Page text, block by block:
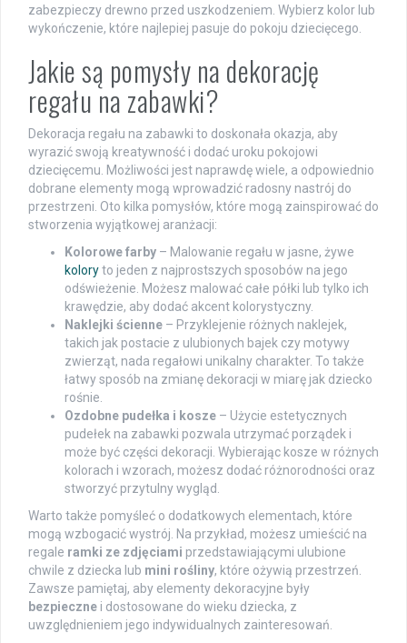
zabezpieczy drewno przed uszkodzeniem. Wybierz kolor lub
wykończenie, które najlepiej pasuje do pokoju dziecięcego.
Jakie są pomysły na dekorację
regału na zabawki?
Dekoracja regału na zabawki to doskonała okazja, aby
wyrazić swoją kreatywność i dodać uroku pokojowi
dziecięcemu. Możliwości jest naprawdę wiele, a odpowiednio
dobrane elementy mogą wprowadzić radosny nastrój do
przestrzeni. Oto kilka pomysłów, które mogą zainspirować do
stworzenia wyjątkowej aranżacji:
Kolorowe farby – Malowanie regału w jasne, żywe
koloryto jeden z najprostszych sposobów na jego
odświeżenie. Możesz malować całe półki lub tylko ich
krawędzie, aby dodać akcent kolorystyczny.
Naklejki ścienne – Przyklejenie różnych naklejek,
takich jak postacie z ulubionych bajek czy motywy
zwierząt, nada regałowi unikalny charakter. To także
łatwy sposób na zmianę dekoracji w miarę jak dziecko
rośnie.
Ozdobne pudełka i kosze – Użycie estetycznych
pudełek na zabawki pozwala utrzymać porządek i
może być części dekoracji. Wybierając kosze w różnych
kolorach i wzorach, możesz dodać różnorodności oraz
stworzyć przytulny wygląd.
Warto także pomyśleć o dodatkowych elementach, które
mogą wzbogacić wystrój. Na przykład, możesz umieścić na
regale ramki ze zdjęciami przedstawiającymi ulubione
chwile z dziecka lub mini rośliny, które ożywią przestrzeń.
Zawsze pamiętaj, aby elementy dekoracyjne były
bezpieczne i dostosowane do wieku dziecka, z
uwzględnieniem jego indywidualnych zainteresowań.